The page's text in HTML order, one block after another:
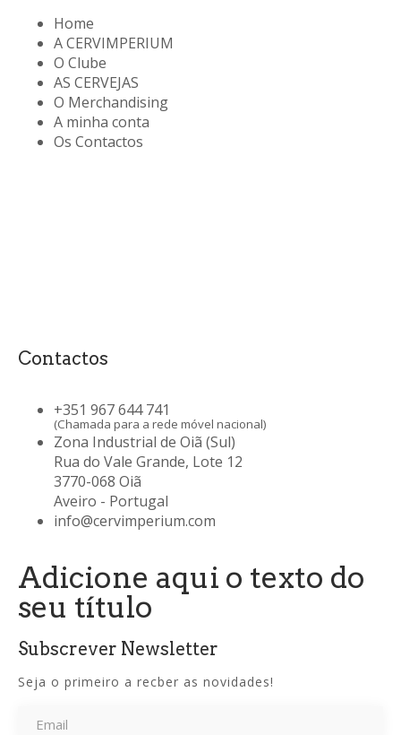
Home
A CERVIMPERIUM
O Clube
AS CERVEJAS
O Merchandising
A minha conta
Os Contactos
Contactos
+351 967 644 741
(Chamada para a rede móvel nacional)
Zona Industrial de Oiã (Sul)
Rua do Vale Grande, Lote 12
3770-068 Oiã
Aveiro - Portugal
info@cervimperium.com
Adicione aqui o texto do
seu título
Subscrever Newsletter
Seja o primeiro a recber as novidades!